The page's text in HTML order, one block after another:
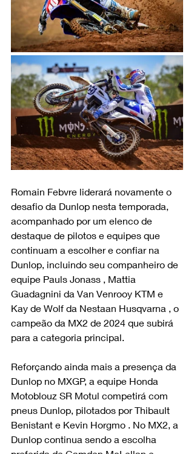
Romain Febvre liderará novamente o
desafio da Dunlop nesta temporada,
acompanhado por um elenco de
destaque de pilotos e equipes que
continuam a escolher e confiar na
Dunlop, incluindo seu companheiro de
equipe Pauls Jonass , Mattia
Guadagnini da Van Venrooy KTM e
Kay de Wolf da Nestaan ​​Husqvarna , o
campeão da MX2 de 2024 que subirá
para a categoria principal.
Reforçando ainda mais a presença da
Dunlop no MXGP, a equipe Honda
Motoblouz SR Motul competirá com
pneus Dunlop, pilotados por Thibault
Benistant e Kevin Horgmo . No MX2, a
Dunlop continua sendo a escolha